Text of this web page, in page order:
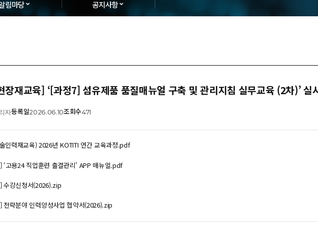
림마당 공지사항
장재교육] ‘[과정7] 섬유제품 품질매뉴얼 구축 및 관리지침 실무교육 (2차)’ 실
자등록일2026.06.10조회수471
인력재교육) 2026년 KOTITI 연간 교육과정.pdf
‘고용24 직업훈련 출결관리’ APP 매뉴얼.pdf
수강신청서(2026).zip
전략분야 인력양성사업 협약서(2026).zip